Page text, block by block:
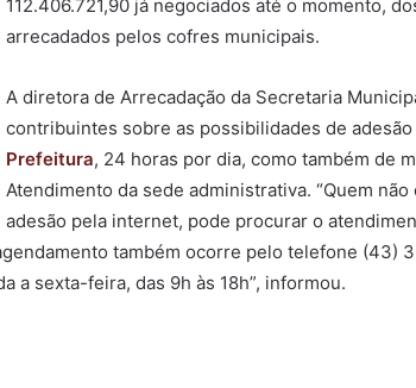
112.406.721,90 já negociados até o momento,
arrecadados pelos cofres municipais.
A diretora de Arrecadação da Secretaria
contribuintes sobre as possibilidades de
Prefeitura, 24 horas por dia, como também de
Atendimento da sede administrativa. “Quem
adesão pela internet, pode procurar o
também ocorre pelo telefone (43)
a sexta-feira, das 9h às 18h”, informou.